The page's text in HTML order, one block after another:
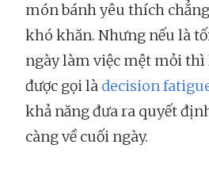
món bánh yêu thích
khó khăn. Nhưng nếu là
ngày làm việc mệt mỏi thì
được gọi là decision
khả năng đưa ra quyết
càng về cuối ngày.